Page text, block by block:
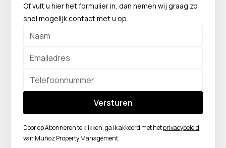
Of vult u hier het formulier in, dan nemen wij graag zo
snel mogelijk contact met u op.
Door op Abonneren te klikken, ga ik akkoord met hetprivacybeleid
van Muñoz Property Management.